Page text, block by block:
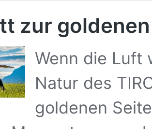
zur
Wenn die Luft
Natur des
goldenen